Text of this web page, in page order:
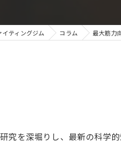
ティングジム コラム 最大筋力
究を深堀りし、最新の科学